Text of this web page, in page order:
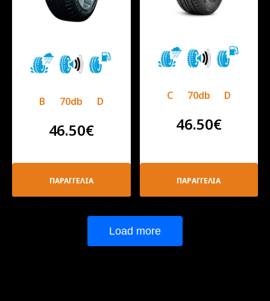
B 70db D
46.50€
ΠΑΡΑΓΓΕΛΙΑ
C 70db D
46.50€
ΠΑΡΑΓΓΕΛΙΑ
Load more